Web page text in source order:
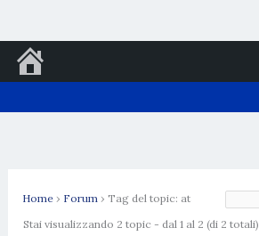
al
Home › Forum › Tag del topic: at
Stai visualizzando 2 topic - dal 1 al 2 (di 2 totali)